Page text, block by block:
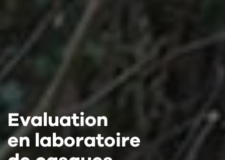
Evaluation
en laboratoire
Evaluation
en laboratoire
Evaluation
en laboratoire